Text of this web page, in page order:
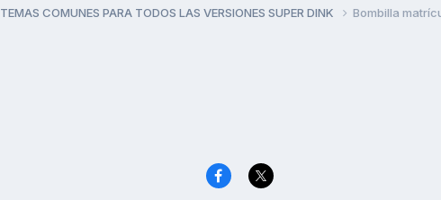
TEMAS COMUNES PARA TODOS LAS VERSIONES SUPER DINK Bombilla